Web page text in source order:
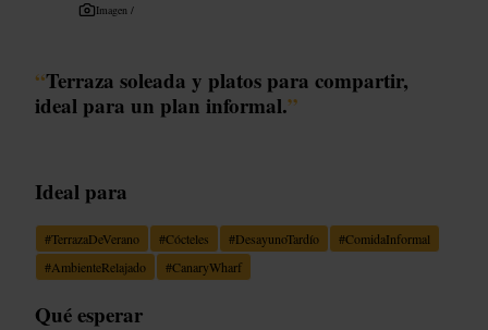
Imagen /
“Terraza soleada y platos para compartir,
ideal para un plan informal.”
Ideal para
#TerrazaDeVerano #Cócteles #DesayunoTardío #ComidaInformal
#AmbienteRelajado #CanaryWharf
Qué esperar